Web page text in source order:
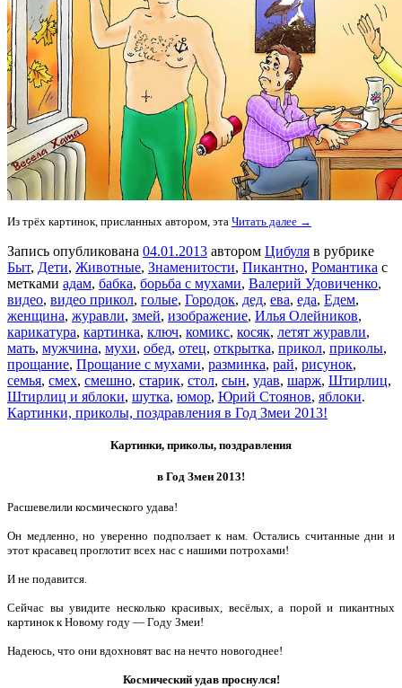
Из трёх картинок, присланных автором, эта Читать далее →
Запись опубликована 04.01.2013 автором Цибуля в рубрике
Быт, Дети, Животные, Знаменитости, Пикантно, Романтика с
метками адам, бабка, борьба с мухами, Валерий Удовиченко,
видео, видео прикол, голые, Городок, дед, ева, еда, Едем,
женщина, журавли, змей, изображение, Илья Олейников,
карикатура, картинка, ключ, комикс, косяк, летят журавли,
мать, мужчина, мухи, обед, отец, открытка, прикол, приколы,
прощание, Прощание с мухами, разминка, рай, рисунок,
семья, смех, смешно, старик, стол, сын, удав, шарж, Штирлиц,
Штирлиц и яблоки, шутка, юмор, Юрий Стоянов, яблоки.
Картинки, приколы, поздравления в Год Змеи 2013!
Картинки, приколы, поздравления
в Год Змеи 2013!
Расшевелили космического удава!
Он медленно, но уверенно подползает к нам. Остались считанные дни и
этот красавец проглотит всех нас с нашими потрохами!
И не подавится.
Сейчас вы увидите несколько красивых, весёлых, а порой и пикантных
картинок к Новому году — Году Змеи!
Надеюсь, что они вдохновят вас на нечто новогоднее!
Космический удав проснулся!